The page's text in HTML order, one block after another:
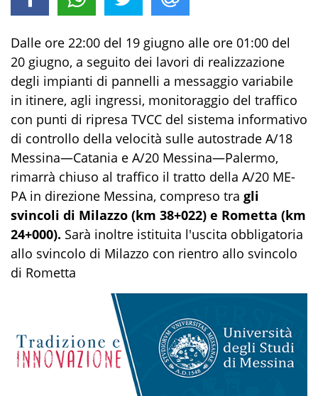
Dalle ore 22:00 del 19 giugno alle ore 01:00 del
20 giugno, a seguito dei lavori di realizzazione
degli impianti di pannelli a messaggio variabile
in itinere, agli ingressi, monitoraggio del traffico
con punti di ripresa TVCC del sistema informativo
di controllo della velocità sulle autostrade A/18
Messina—Catania e A/20 Messina—Palermo,
rimarrà chiuso al traffico il tratto della A/20 ME-
PA in direzione Messina, compreso tra gli
svincoli di Milazzo (km 38+022) e Rometta (km
24+000). Sarà inoltre istituita l'uscita obbligatoria
allo svincolo di Milazzo con rientro allo svincolo
di Rometta